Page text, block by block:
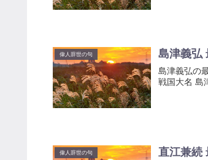
偉人辞世の句 島津義弘
島津義弘の
戦国大名 島
偉人辞世の句 直江兼続